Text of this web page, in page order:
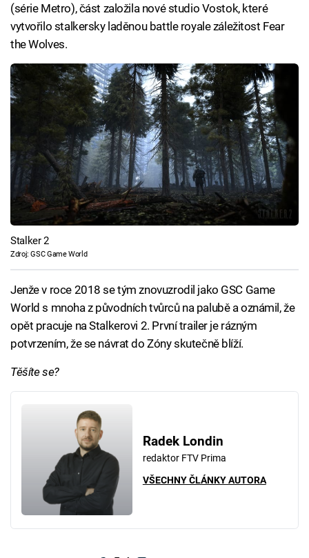
(série Metro), část založila nové studio Vostok, které
vytvořilo stalkersky laděnou battle royale záležitost Fear
the Wolves.
Stalker 2
Zdroj: GSC Game World
Jenže v roce 2018 se tým znovuzrodil jako GSC Game
World s mnoha z původních tvůrců na palubě a oznámil, že
opět pracuje na Stalkerovi 2. První trailer je rázným
potvrzením, že se návrat do Zóny skutečně blíží.
Těšíte se?
Radek Londin
redaktor FTV Prima
VŠECHNY ČLÁNKY AUTORA